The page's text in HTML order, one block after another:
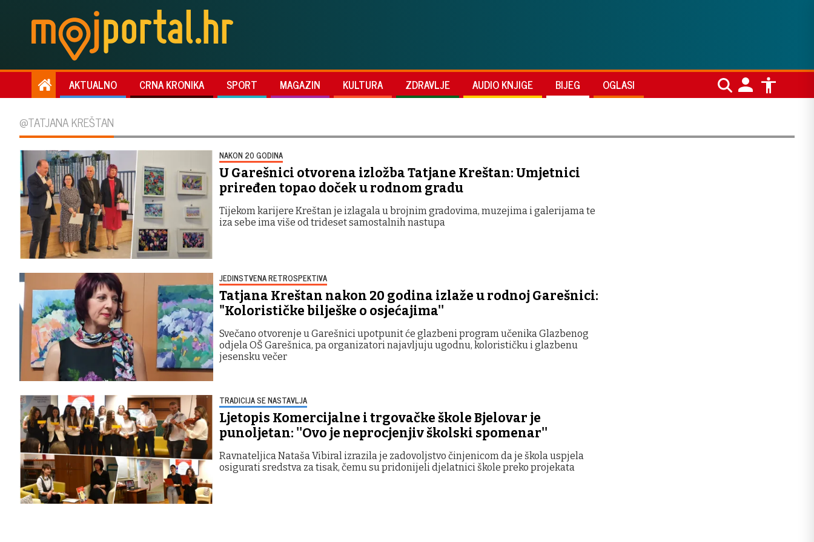
AKTUALNO CRNA KRONIKA SPORT MAGAZIN KULTURA ZDRAVLJE AUDIO KNJIGE BIJEG OGLASI
@TATJANA KREŠTAN
NAKON 20 GODINA
U Garešnici otvorena izložba Tatjane Kreštan: Umjetnici
priređen topao doček u rodnom gradu
Tijekom karijere Kreštan je izlagala u brojnim gradovima, muzejima i galerijama te
iza sebe ima više od trideset samostalnih nastupa
JEDINSTVENA RETROSPEKTIVA
Tatjana Kreštan nakon 20 godina izlaže u rodnoj Garešnici:
"Kolorističke bilješke o osjećajima''
Svečano otvorenje u Garešnici upotpunit će glazbeni program učenika Glazbenog
odjela OŠ Garešnica, pa organizatori najavljuju ugodnu, kolorističku i glazbenu
jesensku večer
TRADICIJA SE NASTAVLJA
Ljetopis Komercijalne i trgovačke škole Bjelovar je
punoljetan: ''Ovo je neprocjenjiv školski spomenar''
Ravnateljica Nataša Vibiral izrazila je zadovoljstvo činjenicom da je škola uspjela
osigurati sredstva za tisak, čemu su pridonijeli djelatnici škole preko projekata